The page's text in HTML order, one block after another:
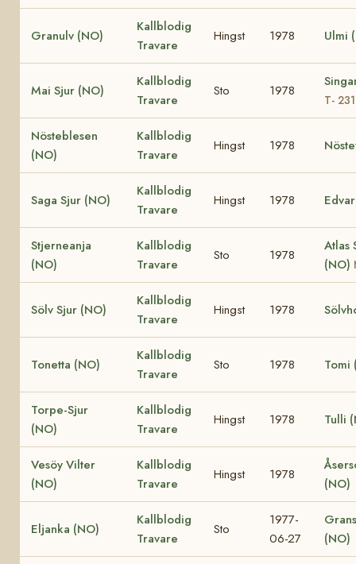
Granulv (NO)
Kallblodig
Travare
Hingst 1978 Ulmi
Mai Sjur (NO)
Kallblodig
Travare
Sto 1978
T-
Nösteblesen
(NO)
Kallblodig
Travare
Hingst 1978
Saga Sjur (NO)
Kallblodig
Travare
Hingst 1978
Stjerneanja
(NO)
Kallblodig
Travare
Sto 1978
Atlas
(NO)
Sölv Sjur (NO)
Kallblodig
Travare
Hingst 1978
Tonetta (NO)
Kallblodig
Travare
Sto 1978 Tomi
Torpe-Sjur
(NO)
Kallblodig
Travare
Hingst 1978 Tulli
Vesöy Vilter
(NO)
Kallblodig
Travare
Hingst 1978
(NO)
Eljanka (NO)
Kallblodig
Travare
Sto
1977-
06-27
(NO)